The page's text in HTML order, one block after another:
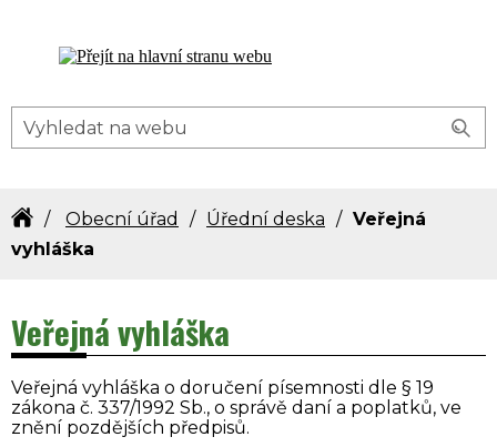
Dolní Bečva - oficiální stránky obce
Obecní úřad Úřední deska
Veřejná
vyhláška
Veřejná vyhláška
Veřejná vyhláška o doručení písemnosti dle § 19
zákona č. 337/1992 Sb., o správě daní a poplatků, ve
znění pozdějších předpisů.